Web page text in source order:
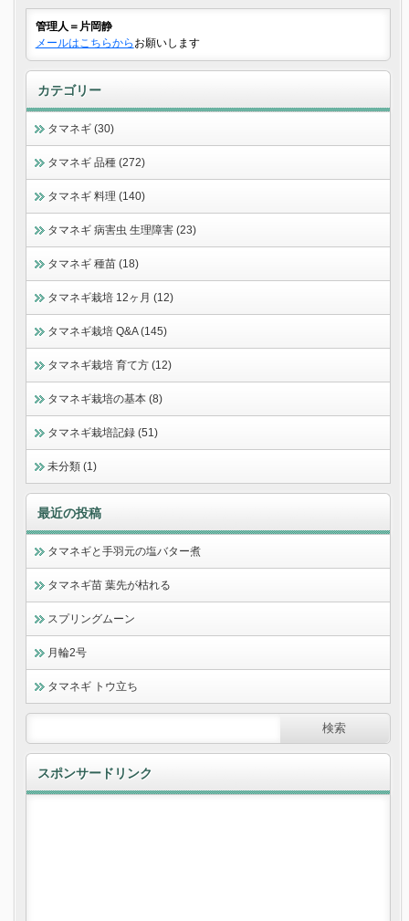
管理人＝片岡静
メールはこちらから お願いします
カテゴリー
タマネギ (30)
タマネギ 品種 (272)
タマネギ 料理 (140)
タマネギ 病害虫 生理障害 (23)
タマネギ 種苗 (18)
タマネギ栽培 12ヶ月 (12)
タマネギ栽培 Q&A (145)
タマネギ栽培 育て方 (12)
タマネギ栽培の基本 (8)
タマネギ栽培記録 (51)
未分類 (1)
最近の投稿
タマネギと手羽元の塩バター煮
タマネギ苗 葉先が枯れる
スプリングムーン
月輪2号
タマネギ トウ立ち
スポンサードリンク